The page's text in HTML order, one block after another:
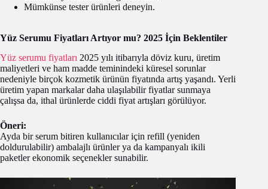
Mümkünse tester ürünleri deneyin.
Yüz Serumu Fiyatları Artıyor mu? 2025 İçin Beklentiler
Yüz serumu fiyatları 2025 yılı itibarıyla döviz kuru, üretim
maliyetleri ve ham madde teminindeki küresel sorunlar
nedeniyle birçok kozmetik ürünün fiyatında artış yaşandı. Yerli
üretim yapan markalar daha ulaşılabilir fiyatlar sunmaya
çalışsa da, ithal ürünlerde ciddi fiyat artışları görülüyor.
Öneri:
Ayda bir serum bitiren kullanıcılar için refill (yeniden
doldurulabilir) ambalajlı ürünler ya da kampanyalı ikili
paketler ekonomik seçenekler sunabilir.